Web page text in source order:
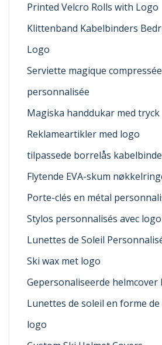
Printed Velcro Rolls with Logo
Klittenband Kabelbinders
Logo
Serviette magique compressée
personnalisée
Magiska handdukar med tryck
Reklameartikler med logo
tilpassede borrelås
Flytende EVA-skum
Porte-clés en métal
Stylos personnalisés avec logo
Lunettes de Soleil
Ski wax met logo
Gepersonaliseerde helmcover
Lunettes de soleil en forme
logo